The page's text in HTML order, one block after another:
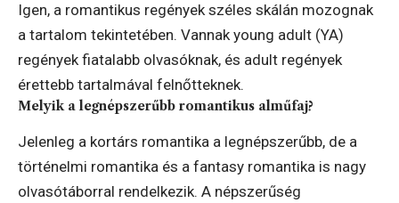
Igen, a romantikus regények széles skálán mozognak
a tartalom tekintetében. Vannak young adult (YA)
regények fiatalabb olvasóknak, és adult regények
érettebb tartalmával felnőtteknek.
Melyik a legnépszerűbb romantikus alműfaj?
Jelenleg a kortárs romantika a legnépszerűbb, de a
történelmi romantika és a fantasy romantika is nagy
olvasótáborral rendelkezik. A népszerűség